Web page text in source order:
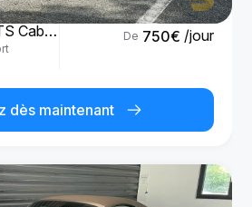
992.2 Carrera 4 GTS Cabrio '25
De 750€ /jour
dès maintenant